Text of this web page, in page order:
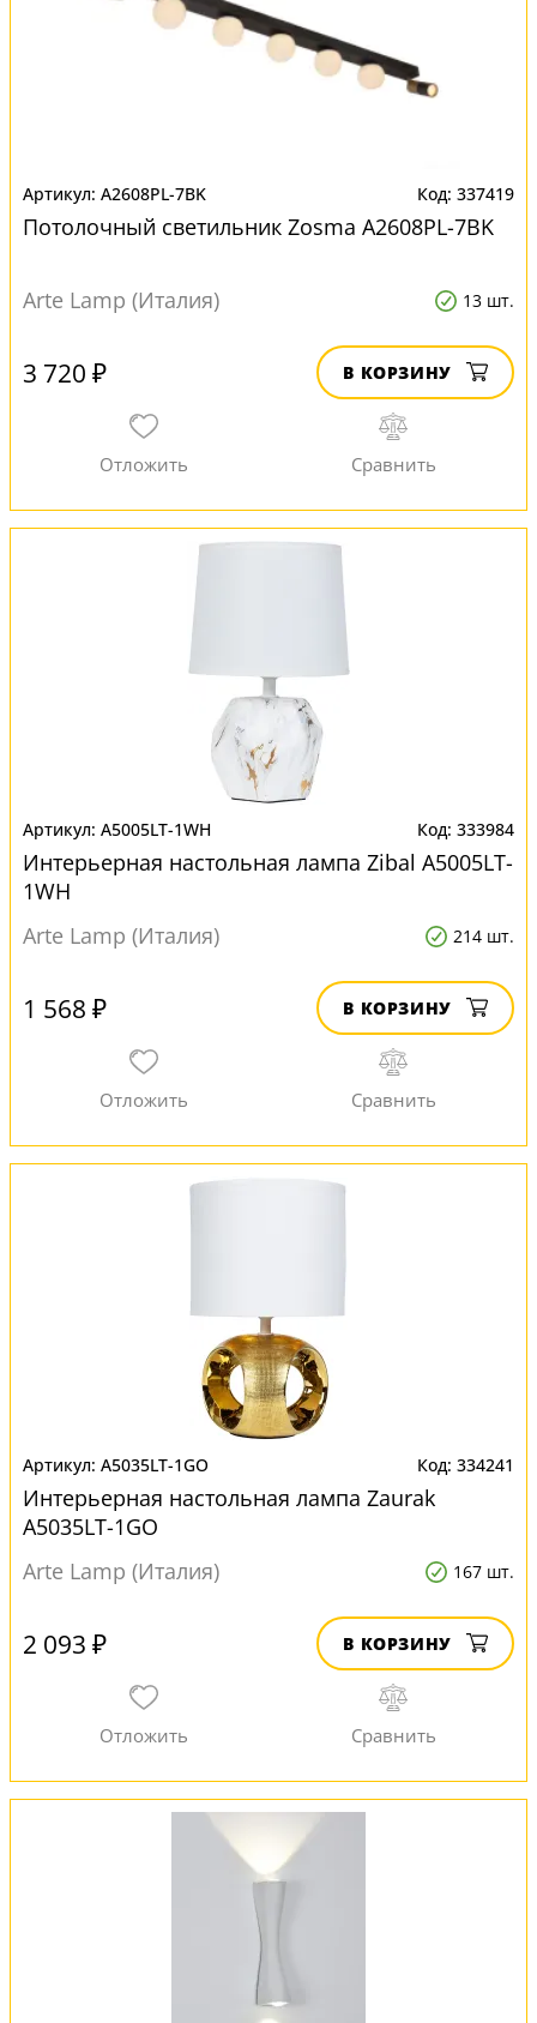
A2608PL-7BK 337419
Потолочный светильник Zosma A2608PL-7BK
Arte Lamp (Италия) 13 шт.
3 720 ₽ В КОРЗИНУ
A5005LT-1WH 333984
Интерьерная настольная лампа Zibal A5005LT-
1WH
Arte Lamp (Италия)
214 шт.
1 568 ₽ В КОРЗИНУ
A5035LT-1GO 334241
Интерьерная настольная лампа Zaurak
A5035LT-1GO
Arte Lamp (Италия)
167 шт.
2 093 ₽ В КОРЗИНУ